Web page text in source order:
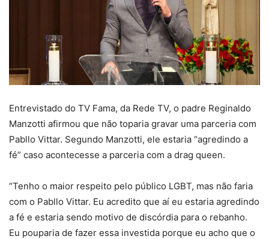
Entrevistado do TV Fama, da Rede TV, o padre Reginaldo
Manzotti afirmou que não toparia gravar uma parceria com
Pabllo Vittar. Segundo Manzotti, ele estaria “agredindo a
fé” caso acontecesse a parceria com a drag queen.
“Tenho o maior respeito pelo público LGBT, mas não faria
com o Pabllo Vittar. Eu acredito que aí eu estaria agredindo
a fé e estaria sendo motivo de discórdia para o rebanho.
Eu pouparia de fazer essa investida porque eu acho que o